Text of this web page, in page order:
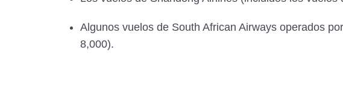
Algunos vuelos de South African Airways operados
8,000).